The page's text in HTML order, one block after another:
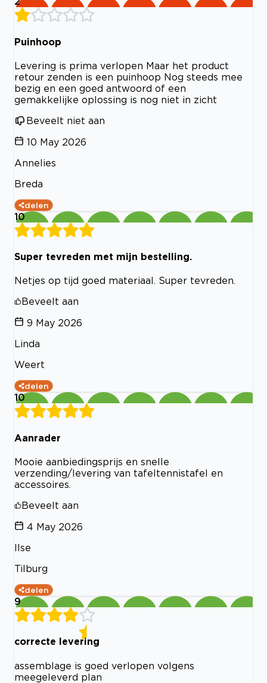
Puinhoop
Levering is prima verlopen Maar het product
retour zenden is een puinhoop Nog steeds mee
bezig en een goed antwoord of een
gemakkelijke oplossing is nog niet in zicht
Beveelt niet aan
10 May 2026
Annelies
Breda
delen
10
Super tevreden met mijn bestelling.
Netjes op tijd goed materiaal. Super tevreden.
Beveelt aan
9 May 2026
Linda
Weert
delen
10
Aanrader
Mooie aanbiedingsprijs en snelle
verzending/levering van tafeltennistafel en
accessoires.
Beveelt aan
4 May 2026
Ilse
Tilburg
delen
9
correcte levering
assemblage is goed verlopen volgens
meegeleverd plan